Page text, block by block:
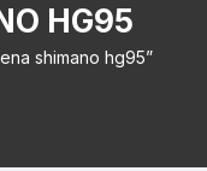
HG95
shimano hg95”